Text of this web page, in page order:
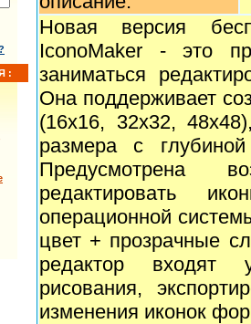
:
Новая версия
IconoMaker - это
заниматься
Она поддерживает
(16x16, 32x32,
размера с
Предусмотрена
редактировать
операционной
цвет + прозрачные
редактор входят
рисования,
изменения иконок